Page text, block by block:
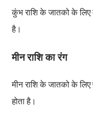
कुंभराशिकेजातकोकेलिए
है।
मीनराशिका रंग
मीनराशिकेजातकोकेलिए
होताहै।